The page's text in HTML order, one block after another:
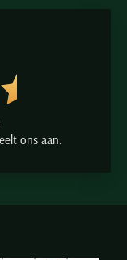
ons aan.